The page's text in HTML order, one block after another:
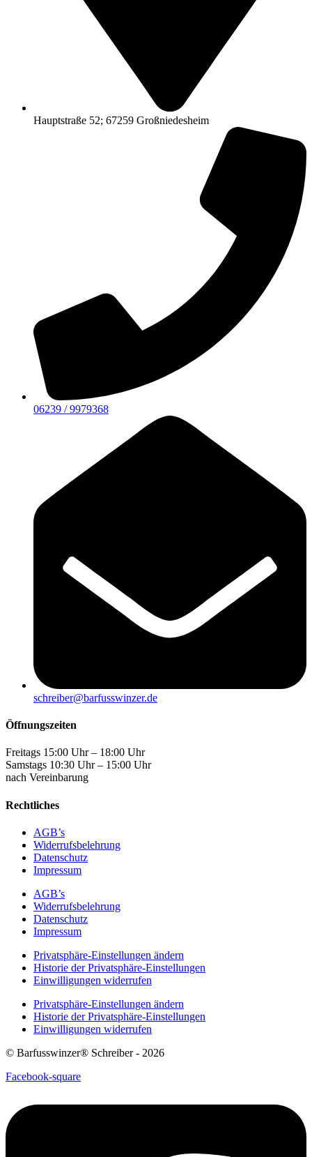
Hauptstraße 52; 67259 Großniedesheim
06239 / 9979368
schreiber@barfusswinzer.de
Öffnungszeiten
Freitags 15:00 Uhr – 18:00 Uhr
Samstags 10:30 Uhr – 15:00 Uhr
nach Vereinbarung
Rechtliches
AGB’s
Widerrufsbelehrung
Datenschutz
Impressum
AGB’s
Widerrufsbelehrung
Datenschutz
Impressum
Privatsphäre-Einstellungen ändern
Historie der Privatsphäre-Einstellungen
Einwilligungen widerrufen
Privatsphäre-Einstellungen ändern
Historie der Privatsphäre-Einstellungen
Einwilligungen widerrufen
© Barfusswinzer® Schreiber - 2026
Facebook-square